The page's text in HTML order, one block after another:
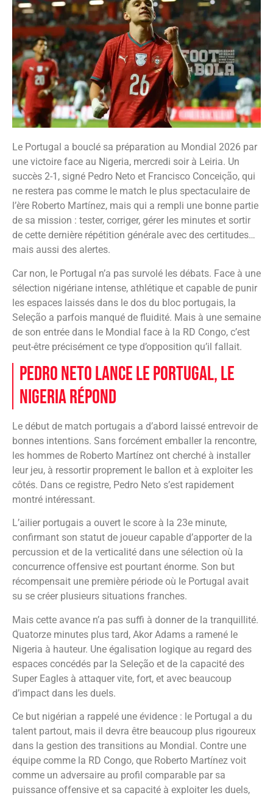
Le Portugal a bouclé sa préparation au Mondial 2026 par
une victoire face au Nigeria, mercredi soir à Leiria. Un
succès 2-1, signé Pedro Neto et Francisco Conceição, qui
ne restera pas comme le match le plus spectaculaire de
l’ère Roberto Martínez, mais qui a rempli une bonne partie
de sa mission : tester, corriger, gérer les minutes et sortir
de cette dernière répétition générale avec des certitudes…
mais aussi des alertes.
Car non, le Portugal n’a pas survolé les débats. Face à une
sélection nigériane intense, athlétique et capable de punir
les espaces laissés dans le dos du bloc portugais, la
Seleção a parfois manqué de fluidité. Mais à une semaine
de son entrée dans le Mondial face à la RD Congo, c’est
peut-être précisément ce type d’opposition qu’il fallait.
Pedro Neto lance le Portugal, le
Nigeria répond
Le début de match portugais a d’abord laissé entrevoir de
bonnes intentions. Sans forcément emballer la rencontre,
les hommes de Roberto Martínez ont cherché à installer
leur jeu, à ressortir proprement le ballon et à exploiter les
côtés. Dans ce registre, Pedro Neto s’est rapidement
montré intéressant.
L’ailier portugais a ouvert le score à la 23e minute,
confirmant son statut de joueur capable d’apporter de la
percussion et de la verticalité dans une sélection où la
concurrence offensive est pourtant énorme. Son but
récompensait une première période où le Portugal avait
su se créer plusieurs situations franches.
Mais cette avance n’a pas suffi à donner de la tranquillité.
Quatorze minutes plus tard, Akor Adams a ramené le
Nigeria à hauteur. Une égalisation logique au regard des
espaces concédés par la Seleção et de la capacité des
Super Eagles à attaquer vite, fort, et avec beaucoup
d’impact dans les duels.
Ce but nigérian a rappelé une évidence : le Portugal a du
talent partout, mais il devra être beaucoup plus rigoureux
dans la gestion des transitions au Mondial. Contre une
équipe comme la RD Congo, que Roberto Martínez voit
comme un adversaire au profil comparable par sa
puissance offensive et sa capacité à exploiter les duels,